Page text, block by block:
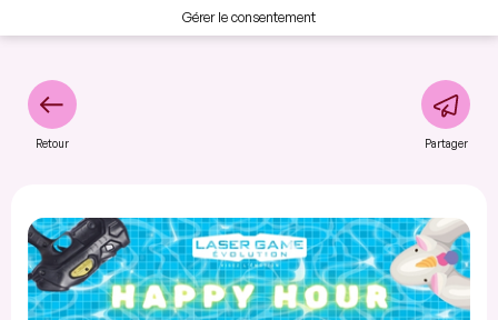
Gérer le consentement
Retour Partager